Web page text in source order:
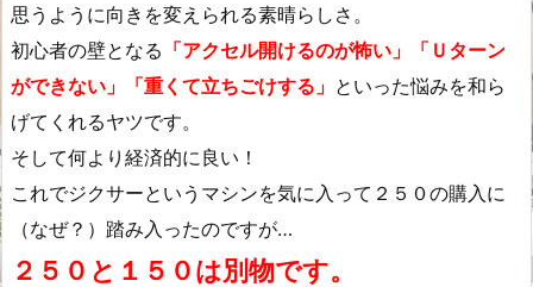
思うように向きを変えられる素晴らしさ。
初心者の壁となる 「アクセル開けるのが怖い」「Ｕターン
ができない」「重くて立ちごけする」 といった悩みを和ら
げてくれるヤツです。
そして何より経済的に良い！
これでジクサーというマシンを気に入って２５０の購入に
（なぜ？）踏み入ったのですが…
２５０と１５０は別物です。